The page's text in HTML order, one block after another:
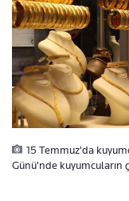
15 Temmuz'da
Günü'nde kuyumcuların